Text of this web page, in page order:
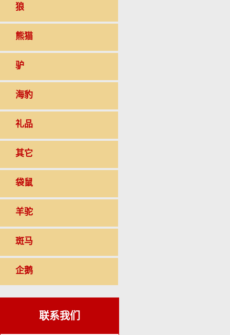
狼
熊猫
驴
海豹
礼品
其它
袋鼠
羊驼
斑马
企鹅
联系我们